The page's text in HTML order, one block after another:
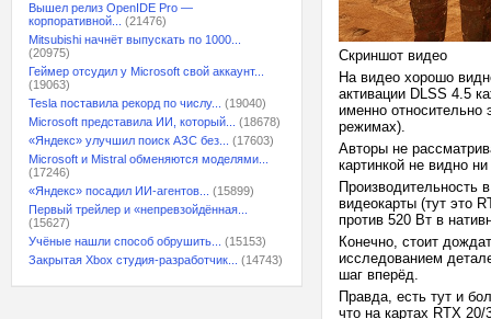
Вышел релиз OpenIDE Pro —
корпоративной...
(21476)
Mitsubishi начнёт выпускать по 1000...
(20975)
Геймер отсудил у Microsoft свой аккаунт...
(19063)
Tesla поставила рекорд по числу...
(19040)
Microsoft представила ИИ, который...
(18678)
«Яндекс» улучшил поиск АЗС без...
(17603)
Microsoft и Mistral обменяются моделями...
(17246)
«Яндекс» посадил ИИ-агентов...
(15899)
Первый трейлер и «непревзойдённая...
(15627)
Учёные нашли способ обрушить...
(15153)
Закрытая Xbox студия-разработчик...
(14743)
Скриншот видео
На видео хорошо
активации DLSS 4.5
именно относительно
режимах).
Авторы не
картинкой не видно
Производительность
видеокарты (тут это
против 520 Вт в
Конечно, стоит
исследованием
шаг вперёд.
Правда, есть тут и
что на картах RTX